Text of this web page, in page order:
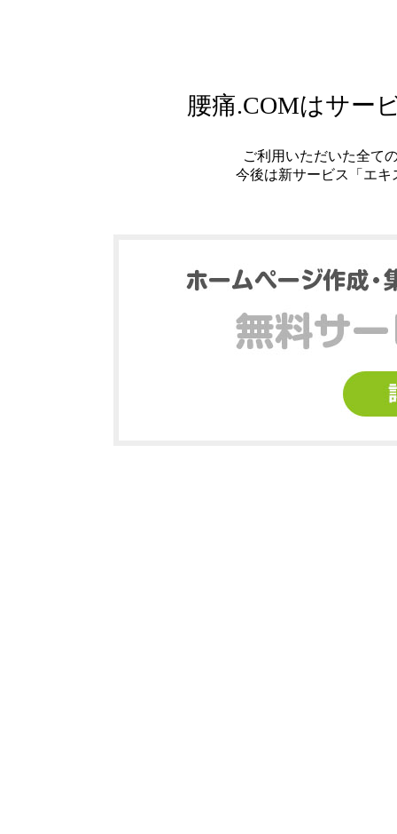
腰痛.COMはサー
ご利用いただいた全て
今後は新サービス「エ